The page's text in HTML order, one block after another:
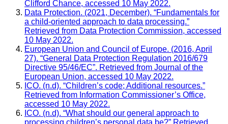
Clifford Chance, accessed 10 May 2022.
Data Protection. (2021, December). “Fundamentals for
a child-oriented approach to data processing.”
Retrieved from Data Protection Commission, accessed
10 May 2022.
European Union and Council of Europe. (2016, April
27). “General Data Protection Regulation 2016/679
Directive 95/46/EC”. Retrieved from Journal of the
European Union, accessed 10 May 2022.
ICO. (n.d). “Children’s code; Additional resources.”
Retrieved from Information Commissioner’s Office,
accessed 10 May 2022.
ICO. (n.d). “What should our general approach to